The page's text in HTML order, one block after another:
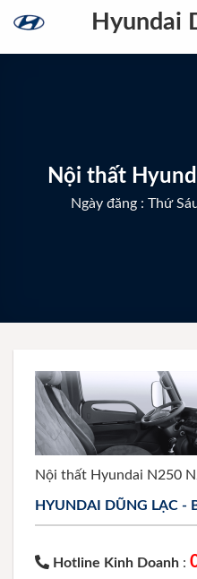
content
Hyundai
Nội thất
Ngày đăng : Thứ
Nội thất Hyundai N250
HYUNDAI DŨNG LẠC -
Hotline Kinh Doanh :